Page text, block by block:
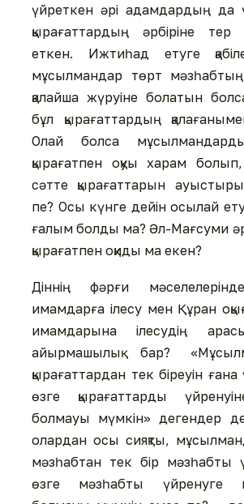
үйреткен әрі адамдардың да
қырағаттардың әрбіріне тер
еткен. Ижтиһад етуге
мұсылмандар төрт мәзһабтың
қалайша жүруіне болатын
бұл қырағаттардың
Олай болса
қырағатпен оқуы харам
сәтте қырағаттарын
пе? Осы күнге дейін осылай
ғалым болды ма? Әл-Мағсуми әр
қырағатпен оқиды ма екен?
Діннің фәрғи
имамдарға ілесу мен Құран
имамдарына ілесудің
айырмашылық бар?
қырағаттардан тек біреуін
өзге қырағаттарды
болмауы мүмкін» дегендер
олардан осы сияқты,
мәзһабтан тек бір мәзһабты
өзге мәзһабты үйренуге